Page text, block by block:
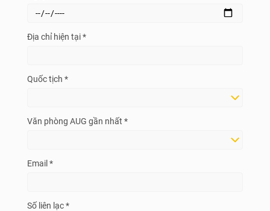
Địa chỉ hiện tại *
Quốc tịch *
Văn phòng AUG gần nhất *
Email *
Số liên lạc *